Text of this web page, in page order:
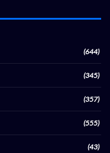
(644)
(345)
(357)
(555)
(43)